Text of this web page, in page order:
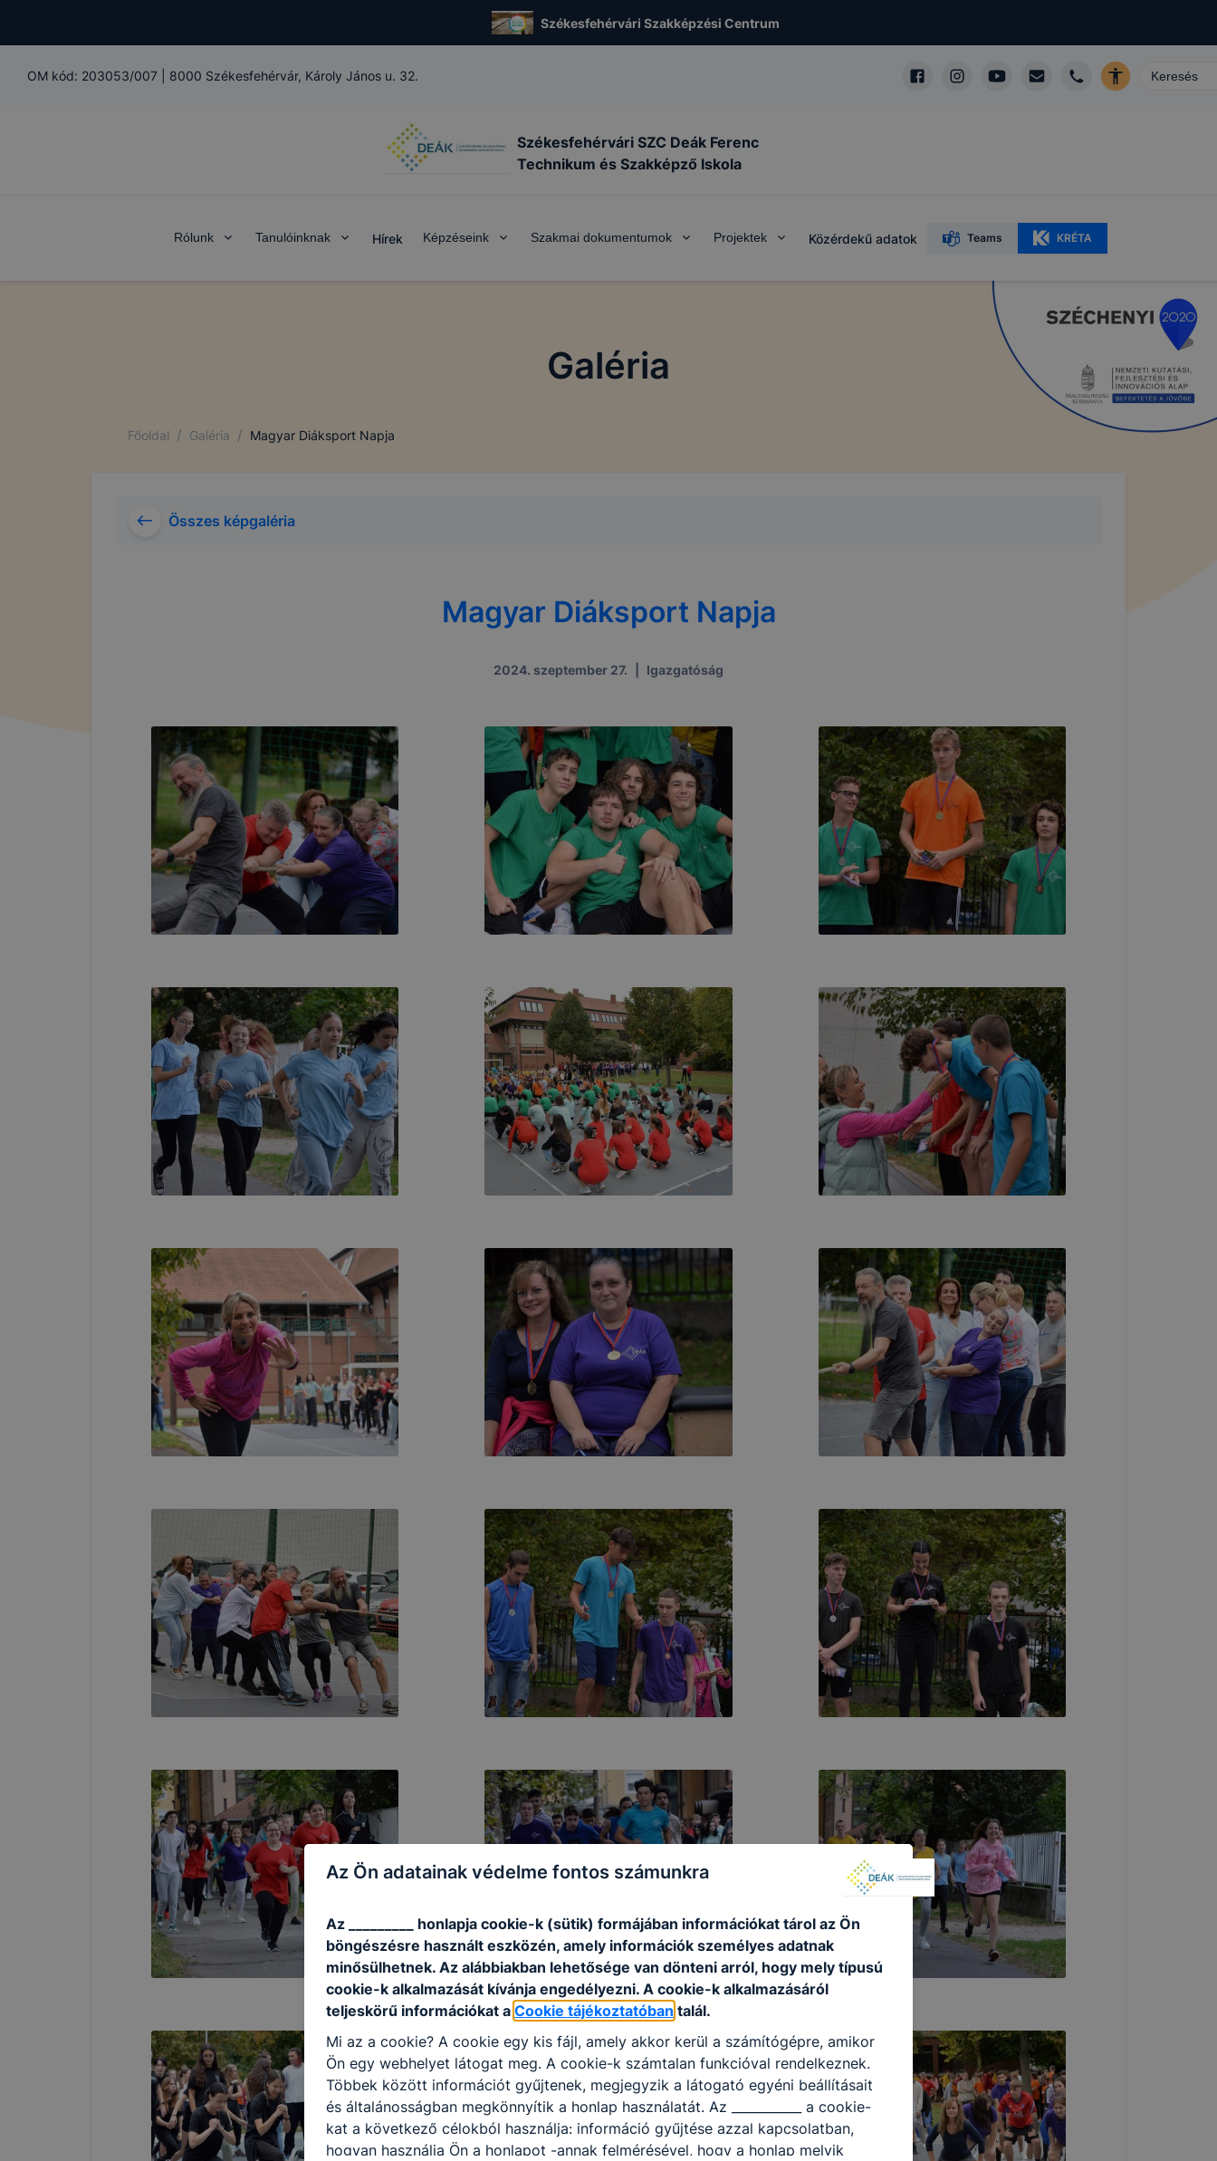
Székesfehérvári Szakképzési Centrum
OM kód: 203053/007 8000 Székesfehérvár, Károly János u. 32.
Székesfehérvári SZC Deák Ferenc
Technikum és Szakképző Iskola
Rólunk Tanulóinknak Hírek Képzéseink Szakmai dokumentumok Projektek Közérdekű adatok Teams KRÉTA
Galéria
Főoldal / Galéria / Magyar Diáksport Napja
Összes képgaléria
Magyar Diáksport Napja
2024. szeptember 27. Igazgatóság
Az Ön adatainak védelme fontos számunkra
Az _________ honlapja cookie-k (sütik) formájában információkat tárol az Ön
böngészésre használt eszközén, amely információk személyes adatnak
minősülhetnek. Az alábbiakban lehetősége van dönteni arról, hogy mely típusú
cookie-k alkalmazását kívánja engedélyezni. A cookie-k alkalmazásáról
teljeskörű információkat a Cookie tájékoztatóban talál.
Mi az a cookie? A cookie egy kis fájl, amely akkor kerül a számítógépre, amikor
Ön egy webhelyet látogat meg. A cookie-k számtalan funkcióval rendelkeznek.
Többek között információt gyűjtenek, megjegyzik a látogató egyéni beállításait
és általánosságban megkönnyítik a honlap használatát. Az ___________ a cookie-
kat a következő célokból használja: információ gyűjtése azzal kapcsolatban,
hogyan használja Ön a honlapot -annak felmérésével, hogy a honlap melyik